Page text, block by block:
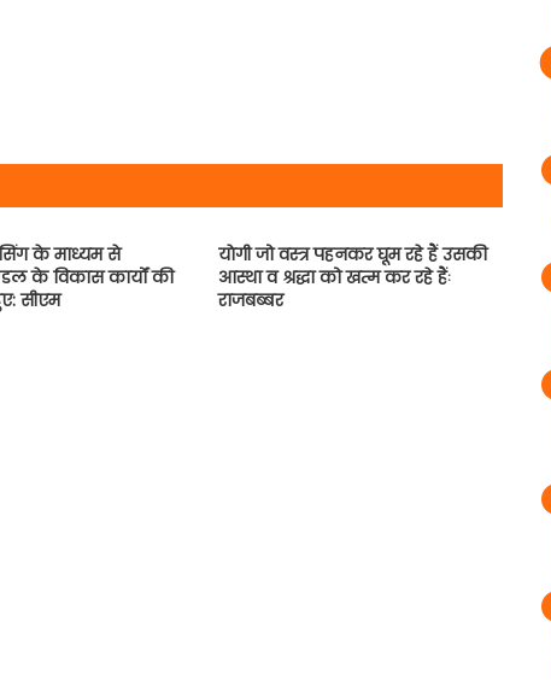
के माध्यम से
के विकास कार्यों की
सीएम
याेगी जो वस्त्र पहनकर घूम रहे हैं उसकी
आस्था व श्रद्धा को खत्म कर रहे हैंः
राजबब्बर